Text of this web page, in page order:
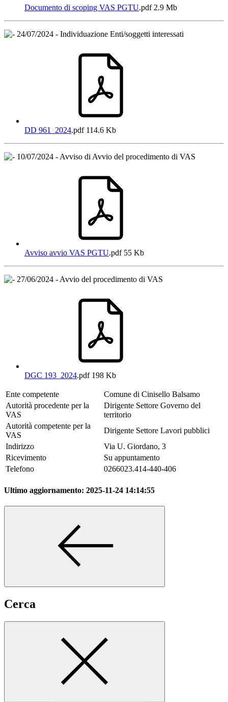
Documento di scoping VAS PGTU.pdf2.9 Mb
24/07/2024 - Individuazione Enti/soggetti interessati
DD 961_2024.pdf114.6 Kb
10/07/2024 - Avviso di Avvio del procedimento di VAS
Avviso avvio VAS PGTU.pdf55 Kb
27/06/2024 - Avvio del procedimento di VAS
DGC 193_2024.pdf198 Kb
Ente competente
Comune di Cinisello Balsamo
Autorità procedente per la
VAS
Dirigente Settore Governo del
territorio
Autorità competente per la
VAS
Dirigente Settore Lavori pubblici
Indirizzo
Via U. Giordano, 3
Ricevimento
Su appuntamento
Telefono
0266023.414-440-406
Ultimo aggiornamento: 2025-11-24 14:14:55
Cerca